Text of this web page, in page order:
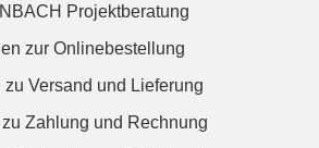
Projektberatung
zur Onlinebestellung
zu Versand und Lieferung
Zahlung und Rechnung